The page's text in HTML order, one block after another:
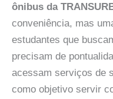
ônibus da
conveniência, mas
estudantes que
precisam de
acessam serviços de
como objetivo servir